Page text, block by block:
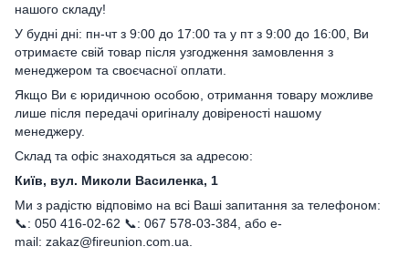
нашого складу!
У будні дні: пн-чт з 9:00 до 17:00 та у пт з 9:00 до 16:00, Ви
отримаєте свій товар після узгодження замовлення з
менеджером та своєчасної оплати.
Якщо Ви є юридичною особою, отримання товару можливе
лише після передачі оригіналу довіреності нашому
менеджеру.
Склад та офіс знаходяться за адресою:
Київ, вул. Миколи Василенка, 1
Ми з радістю відповімо на всі Ваші запитання за телефоном:
📞: 050 416-02-62 📞: 067 578-03-384, або e-
mail: zakaz@fireunion.com.ua.